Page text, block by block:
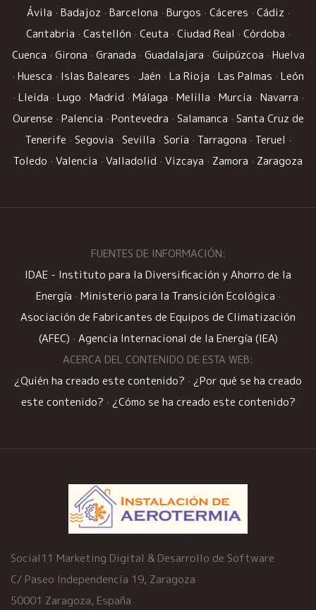
Ávila · Badajoz · Barcelona · Burgos · Cáceres · Cádiz ·
Cantabria · Castellón · Ceuta · Ciudad Real · Córdoba ·
Cuenca · Girona · Granada · Guadalajara · Guipúzcoa · Huelva
· Huesca · Islas Baleares · Jaén · La Rioja · Las Palmas · León
· Lleida · Lugo · Madrid · Málaga · Melilla · Murcia · Navarra ·
Ourense · Palencia · Pontevedra · Salamanca · Santa Cruz de
Tenerife · Segovia · Sevilla · Soria · Tarragona · Teruel ·
Toledo · Valencia · Valladolid · Vizcaya · Zamora · Zaragoza
FUENTES DE INFORMACIÓN:
IDAE - Instituto para la Diversificación y Ahorro de la
Energía · Ministerio para la Transición Ecológica ·
Asociación de Fabricantes de Equipos de Climatización
(AFEC) · Agencia Internacional de la Energía (IEA)
ACERCA DEL CONTENIDO DE ESTA WEB:
¿Quién ha creado este contenido? · ¿Por qué se ha creado
este contenido? · ¿Cómo se ha creado este contenido?
Social11 Marketing Digital & Desarrollo de Software
C/ Paseo Independencia 19, Zaragoza
50001 Zaragoza, España